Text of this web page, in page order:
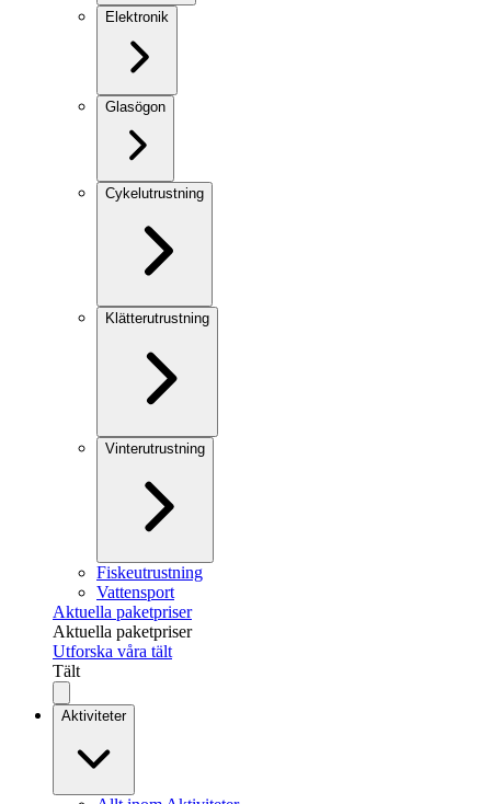
Elektronik
Glasögon
Cykelutrustning
Klätterutrustning
Vinterutrustning
Fiskeutrustning
Vattensport
Aktuella paketpriser
Aktuella paketpriser
Utforska våra tält
Tält
Aktiviteter